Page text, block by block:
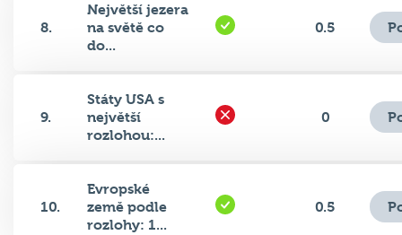
8.
Největší jezera
na světě co
do...
0.5
9.
Státy USA s
největší
rozlohou:...
0
10.
Evropské
země podle
rozlohy: 1...
0.5